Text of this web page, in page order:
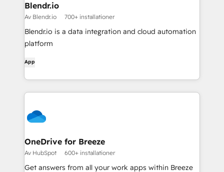
Blendr.io
Av Blendr.io 700+ installationer
Blendr.io is a data integration and cloud automation
platform
App
OneDrive for Breeze
Av HubSpot 600+ installationer
Get answers from all your work apps within Breeze